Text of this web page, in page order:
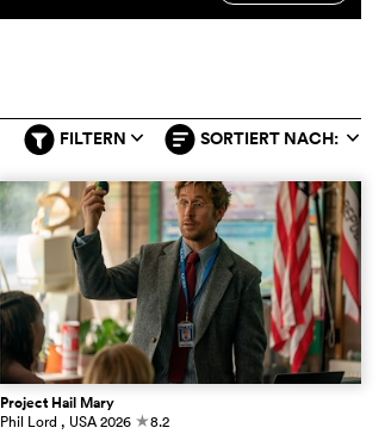
FILTERN q SORTIERT NACH: q
Project Hail Mary
Phil Lord , USA 2026 c8.2